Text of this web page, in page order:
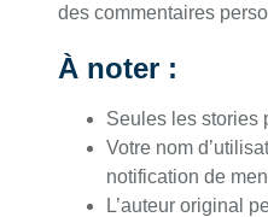
des commentaires
À noter :
Seules les stories
Votre nom
notification de
L’auteur original